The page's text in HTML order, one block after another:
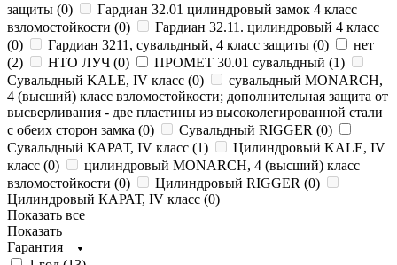
защиты (0)
Гардиан 32.01 цилиндровый замок 4 класс
взломостойкости (0)
Гардиан 32.11. цилиндровый 4 класс
(0) Гардиан 3211, сувальдный, 4 класс защиты (0)
нет
(2) НТО ЛУЧ (0) ПРОМЕТ 30.01 сувальдный (1)
Сувальдный KALE, IV класс (0)
сувальдный MONARCH,
4 (высший) класс взломостойкости; дополнительная защита от
высверливания - две пластины из высоколегированной стали
с обеих сторон замка (0) Сувальдный RIGGER (0)
Сувальдный КАРАТ, IV класс (1)
Цилиндровый KALE, IV
класс (0)
цилиндровый MONARCH, 4 (высший) класс
взломостойкости (0) Цилиндровый RIGGER (0)
Цилиндровый КАРАТ, IV класс (0)
Показать все
Показать
Гарантия